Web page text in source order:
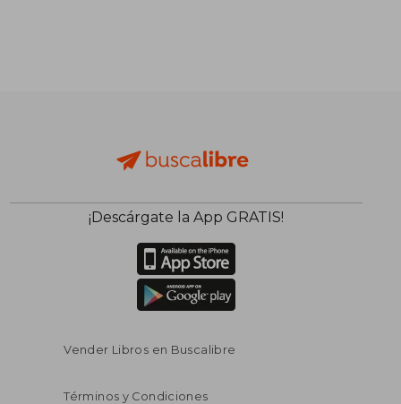
$ 53.83
$ 29.61
¡Descárgate la App GRATIS!
Vender Libros en Buscalibre
Términos y Condiciones